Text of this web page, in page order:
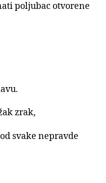
poljubac otvorene
zrak,
svake nepravde